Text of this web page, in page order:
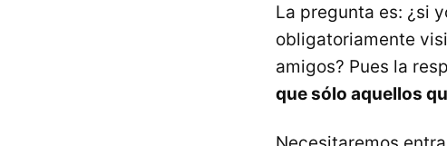
La pregunta es: ¿si
obligatoriamente
amigos? Pues la
que sólo aquellos